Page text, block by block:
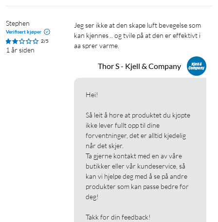
Stephen
Verifisert kjøper
2/5
1 år siden
Jeg ser ikke at den skape luft bevegelse som
kan kjennes .. og tvile på at den er effektivt i
Thor S - Kjell & Company
Hei!
Så leit å høre at produktet du kjøpte
ikke lever fullt opp til dine
forventninger, det er alltid kjedelig
når det skjer.
Ta gjerne kontakt med en av våre
butikker eller vår kundeservice, så
kan vi hjelpe deg med å se på andre
produkter som kan passe bedre for
deg!
Takk for din feedback!